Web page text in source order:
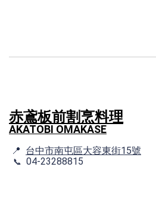
赤鳶板前割烹料理
AKATOBI OMAKASE
📍 台中市南屯區大容東街15號
📞 04-23288815